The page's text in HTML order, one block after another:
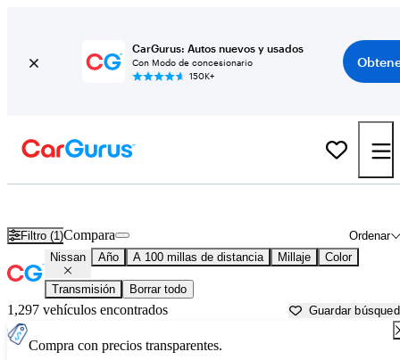
CarGurus: Autos nuevos y usados
Con Modo de concesionario
150K+
Filtro (1) Ordenar
Compara
Nissan Año A 100 millas de distancia Millaje Color
Transmisión Borrar todo
1,297 vehículos encontrados Guardar
Compra con precios transparentes.